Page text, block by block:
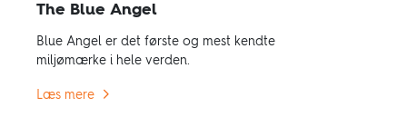
The Blue Angel
Blue Angel er det første og mest kendte
miljømærke i hele verden.
Læs mere